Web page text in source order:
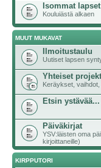
Isommat lapset
Kouluiästä alkaen
MUUT MUKAVAT
Ilmoitustaulu
Uutiset lapsen
Yhteiset
Keräykset,
Etsin ystävää...
Päiväkirjat
YSV:läisten oma
kirjoittaneille)
KIRPPUTORI